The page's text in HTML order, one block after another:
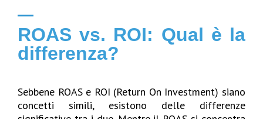
ROAS vs. ROI: Qual è la
differenza?
Sebbene ROAS e ROI (Return On Investment) siano
concetti simili, esistono delle differenze